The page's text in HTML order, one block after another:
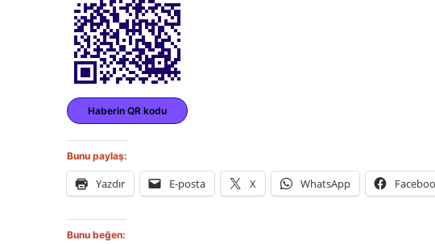
Haberin QR kodu
Bunu paylaş:
Yazdır E-posta X WhatsApp
Bunu beğen: